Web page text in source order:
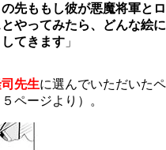
先ももし彼が悪魔将軍とロ
やってみたら、どんな絵に
てきます 」
先生に選んでいただいたペ
ページより）。